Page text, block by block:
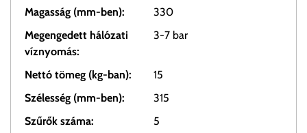
Magasság (mm-ben):
330
Megengedett hálózati
víznyomás:
3-7 bar
Nettó tömeg (kg-ban):
15
Szélesség (mm-ben):
315
Szűrők száma:
5